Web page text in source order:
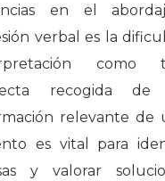
en el
verbal es la
como
recogida
relevante de
es vital para
y valorar